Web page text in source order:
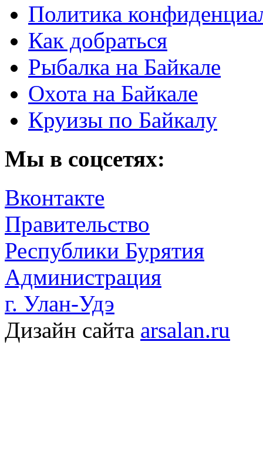
Политика
Как добраться
Рыбалка на Байкале
Охота на Байкале
Круизы по Байкалу
Мы в соцсетях:
Вконтакте
Правительство
Республики Бурятия
Администрация
г. Улан-Удэ
Дизайн сайта arsalan.ru